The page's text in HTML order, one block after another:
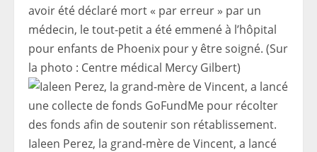
avoir été déclaré mort « par erreur » par un
médecin, le tout-petit a été emmené à l’hôpital
pour enfants de Phoenix pour y être soigné. (Sur
la photo : Centre médical Mercy Gilbert)
Ialeen Perez, la grand-mère de Vincent, a lancé